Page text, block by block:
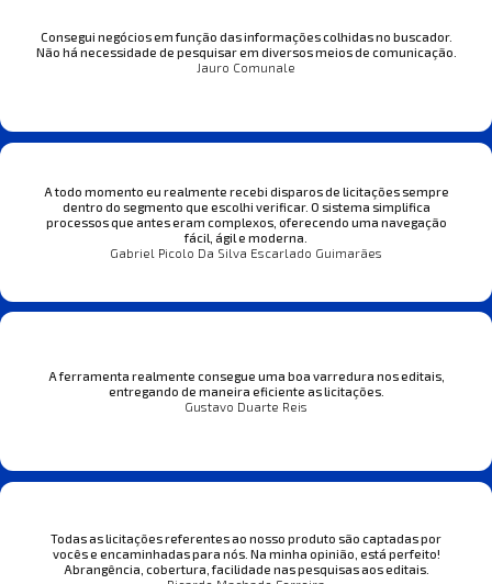
Consegui negócios em função das informações colhidas no buscador.
Não há necessidade de pesquisar em diversos meios de comunicação.
Jauro Comunale
A todo momento eu realmente recebi disparos de licitações sempre
dentro do segmento que escolhi verificar. O sistema simplifica
processos que antes eram complexos, oferecendo uma navegação
fácil, ágil e moderna.
Gabriel Picolo Da Silva Escarlado Guimarães
A ferramenta realmente consegue uma boa varredura nos editais,
entregando de maneira eficiente as licitações.
Gustavo Duarte Reis
Todas as licitações referentes ao nosso produto são captadas por
vocês e encaminhadas para nós. Na minha opinião, está perfeito!
Abrangência, cobertura, facilidade nas pesquisas aos editais.